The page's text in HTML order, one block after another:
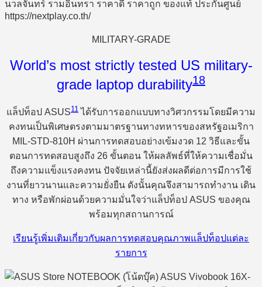
MILITARY-GRADE
World’s most strictly tested US military-
grade laptop durability18
แล็ปท็อป ASUS11 ได้รับการออกแบบทางวิศวกรรมโดยมีความ
คงทนเป็นพิเศษตรงตามมาตรฐานทางทหารของสหรัฐอเมริกา
MIL-STD-810H ผ่านการทดสอบอย่างเข้มงวด 12 วิธีและขั้น
ตอนการทดสอบสูงถึง 26 ขั้นตอน ให้ผลลัพธ์ที่ให้ความเชื่อมั่น
ถึงความแข็งแรงคงทน ปัจจัยเหล่านี้ยังส่งผลดีต่อการมีการใช้
งานที่ยาวนานและความยั่งยืน ดังนั้นคุณจึงสามารถทำงาน เดิน
ทาง หรือพักผ่อนด้วยความมั่นใจว่าแล็ปท็อป ASUS ของคุณ
พร้อมทุกสถานการณ์
เรียนรู้เพิ่มเติมเกี่ยวกับผลการทดสอบคุณภาพแล็ปท็อปแต่ละ
รายการ